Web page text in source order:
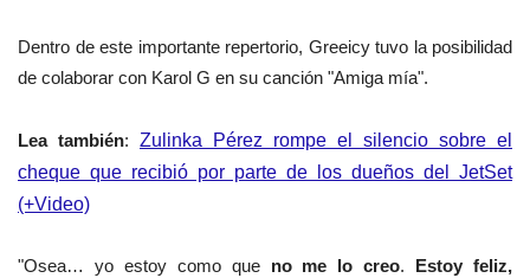
Dentro de este importante repertorio, Greeicy tuvo la posibilidad
de colaborar con Karol G en su canción "Amiga mía".
Lea también: Zulinka Pérez rompe el silencio sobre el
cheque que recibió por parte de los dueños del JetSet
(+Video)
"Osea… yo estoy como queno me lo creo. Estoy feliz,